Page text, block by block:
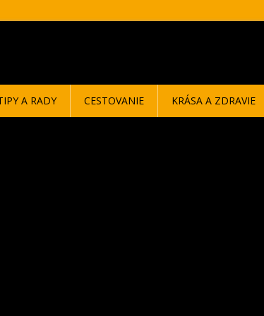
A RADY CESTOVANIE KRÁSA A ZDRAVIE